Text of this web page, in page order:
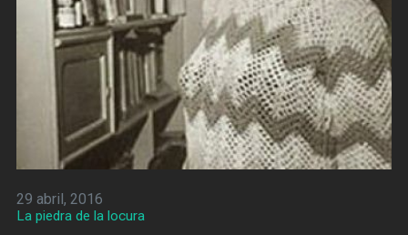
29 abril, 2016
La piedra de la locura